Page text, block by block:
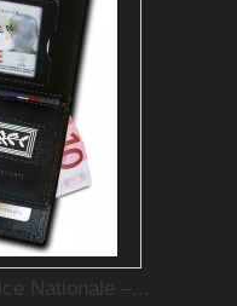
Nationale –...